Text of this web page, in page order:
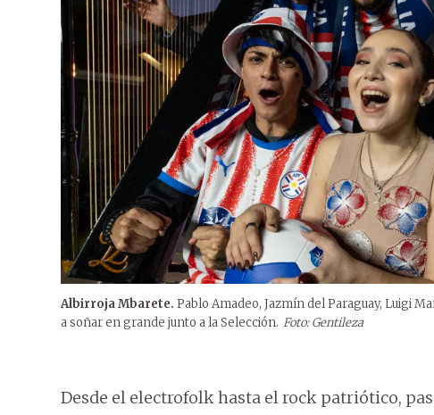
Albirroja Mbarete. Pablo Amadeo, Jazmín del Paraguay, Luigi
a soñar en grande junto a la Selección. Foto: Gentileza
Desde el electrofolk hasta el rock patriótico,